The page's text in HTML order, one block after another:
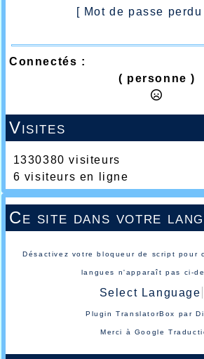
[ Mot de passe perdu
Connectés :
( personne )
Visites
1330380 visiteurs
6 visiteurs en ligne
Ce site dans votre
Désactivez votre bloqueur de script pour
langues n'apparaît pas ci-
Select Language
Plugin TranslatorBox par
Merci à Google